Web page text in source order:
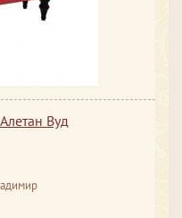
Вуд